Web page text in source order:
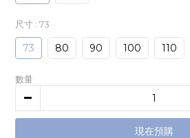
尺寸 : 73
73 80 90 100 110
數量
現在預購